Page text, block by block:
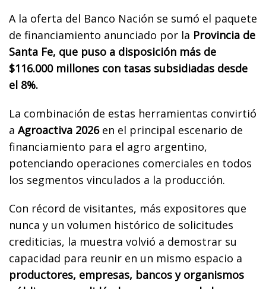
A la oferta del Banco Nación se sumó el paquete
de financiamiento anunciado por la Provincia de
Santa Fe, que puso a disposición más de
$116.000 millones con tasas subsidiadas desde
el 8%.
La combinación de estas herramientas convirtió
a Agroactiva 2026 en el principal escenario de
financiamiento para el agro argentino,
potenciando operaciones comerciales en todos
los segmentos vinculados a la producción.
Con récord de visitantes, más expositores que
nunca y un volumen histórico de solicitudes
crediticias, la muestra volvió a demostrar su
capacidad para reunir en un mismo espacio a
productores, empresas, bancos y organismos